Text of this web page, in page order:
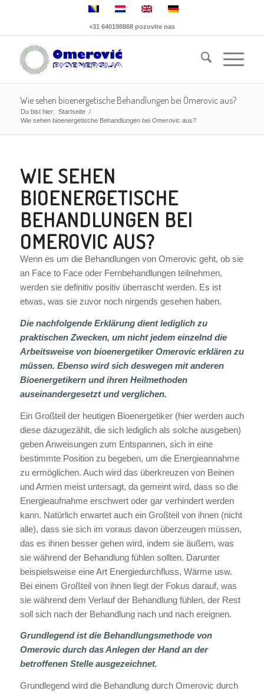
+31 640198868 pozovite nas
Wie sehen bioenergetische Behandlungen bei Omerovic aus?
Du bist hier: Startseite /
Wie sehen bioenergetische Behandlungen bei Omerovic aus?
WIE SEHEN
BIOENERGETISCHE
BEHANDLUNGEN BEI
OMEROVIC AUS?
Wenn es um die Behandlungen von Omerovic geht, ob sie
an Face to Face oder Fernbehandlungen teilnehmen,
werden sie definitiv positiv überrascht werden. Es ist
etwas, was sie zuvor noch nirgends gesehen haben.
Die nachfolgende Erklärung dient lediglich zu
praktischen Zwecken, um nicht jedem einzelnd die
Arbeitsweise von bioenergetiker Omerovic erklären zu
müssen. Ebenso wird sich deswegen mit anderen
Bioenergetikern und ihren Heilmethoden
auseinandergesetzt und verglichen.
Ein Großteil der heutigen Bioenergetiker (hier werden auch
diese dazugezählt, die sich lediglich als solche ausgeben)
geben Anweisungen zum Entspannen, sich in eine
bestimmte Position zu begeben, um die Energieannahme
zu ermöglichen. Auch wird das überkreuzen von Beinen
und Armen meist untersagt, da gemeint wird, dass so die
Energieaufnahme erschwert oder gar verhindert werden
kann. Natürlich erwartet auch ein Großteil von ihnen (nicht
alle), dass sie sich im voraus davon überzeugen müssen,
das es ihnen besser gehen wird, indem sie äußern, was
sie während der Behandlung fühlen sollten. Darunter
beispielsweise eine Art Energiedurchfluss, Wärme usw.
Bei einem Großteil von ihnen liegt der Fokus darauf, was
sie während dem Verlauf der Behandlung fühlen, der Rest
soll sich nach der Behandlung nach und nach ereignen.
Grundlegend ist die Behandlungsmethode von
Omerovic durch das Anlegen der Hand an der
betroffenen Stelle ausgezeichnet.
Grundlegend wird die Behandlung durch Omerovic durch